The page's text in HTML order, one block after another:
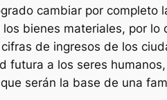
cambiar por completo
bienes materiales, por
de ingresos de los
futura a los seres
serán la base de una